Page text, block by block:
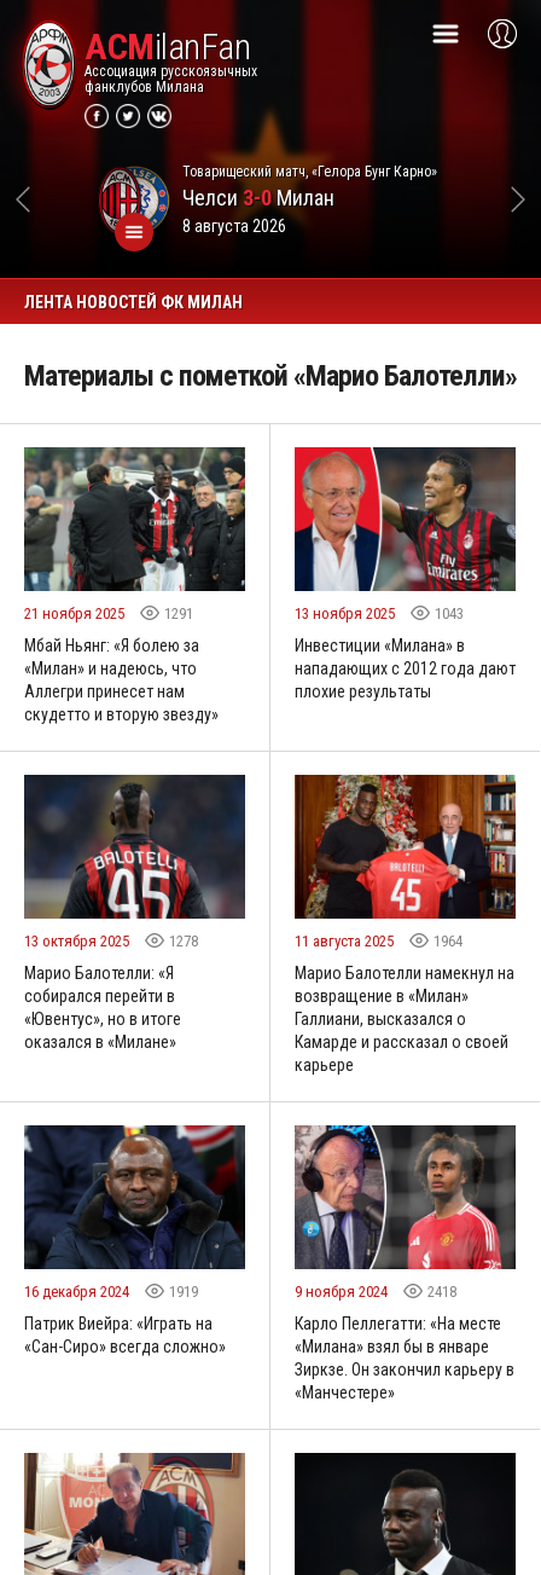
ACMilanFan
Ассоциация русскоязычных
фанклубов Милана
Товарищеский матч, «Гелора Бунг Карно»
Челси3-0Милан
8 августа 2026
ЛЕНТА НОВОСТЕЙ ФК МИЛАН
Материалы с пометкой «Марио Балотелли»
21 ноября 2025 1291
Мбай Ньянг: «Я болею за
«Милан» и надеюсь, что
Аллегри принесет нам
скудетто и вторую звезду»
13 ноября 2025 1043
Инвестиции «Милана» в
нападающих с 2012 года дают
плохие результаты
13 октября 2025 1278
Марио Балотелли: «Я
собирался перейти в
«Ювентус», но в итоге
оказался в «Милане»
11 августа 2025 1964
Марио Балотелли намекнул на
возвращение в «Милан»
Галлиани, высказался о
Камарде и рассказал о своей
карьере
16 декабря 2024 1919
Патрик Виейра: «Играть на
«Сан-Сиро» всегда сложно»
9 ноября 2024 2418
Карло Пеллегатти: «На месте
«Милана» взял бы в январе
Зиркзе. Он закончил карьеру в
«Манчестере»